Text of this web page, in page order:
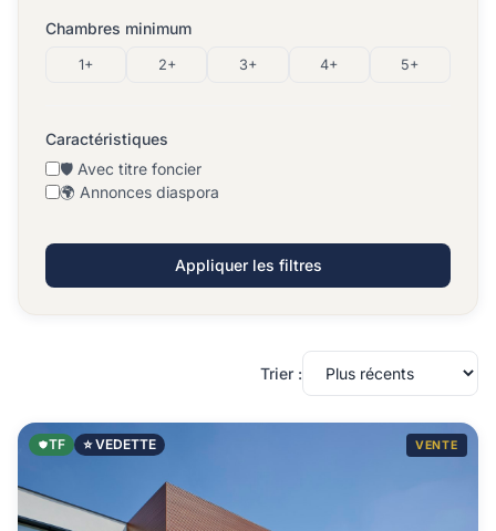
Chambres minimum
1+ 2+ 3+ 4+ 5+
Caractéristiques
🛡️ Avec titre foncier
🌍 Annonces diaspora
Appliquer les filtres
Trier :
TF ⭐ VEDETTE VENTE